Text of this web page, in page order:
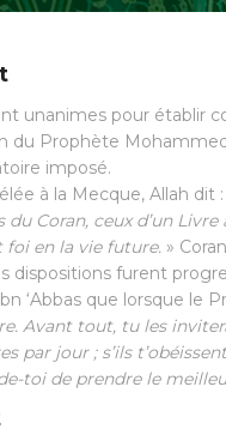
unanimes pour établir
du Prophète
imposé.
à la Mecque, Allah dit :
du Coran, ceux d’un
foi en la vie future. »
dispositions furent
‘Abbas que lorsque
Avant tout, tu les
par jour ; s’ils
toi de prendre le